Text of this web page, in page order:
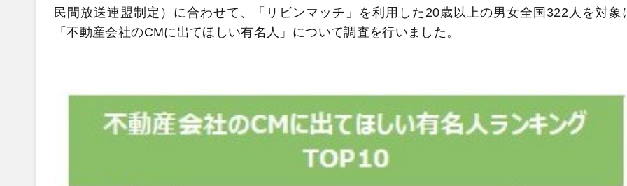
民間放送連盟制定）に合わせて、「リビンマッチ」を利用した20歳以上の男女全国322人を対象
「不動産会社のCMに出てほしい有名人」について調査を行いました。